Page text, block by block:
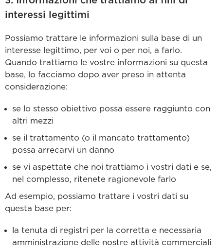
interessi legittimi
Possiamo trattare le informazioni sulla base di un
interesse legittimo, per voi o per noi, a farlo.
Quando trattiamo le vostre informazioni su questa
base, lo facciamo dopo aver preso in attenta
considerazione:
se lo stesso obiettivo possa essere raggiunto con
altri mezzi
se il trattamento (o il mancato trattamento)
possa arrecarvi un danno
se vi aspettate che noi trattiamo i vostri dati e se,
nel complesso, ritenete ragionevole farlo
Ad esempio, possiamo trattare i vostri dati su
questa base per:
la tenuta di registri per la corretta e necessaria
amministrazione delle nostre attività commerciali